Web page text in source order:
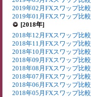
2019年02月FXスワップ比較
2019年01月FXスワップ比較
[2018年]
2018年12月FXスワップ比較
2018年11月FXスワップ比較
2018年10月FXスワップ比較
2018年09月FXスワップ比較
2018年08月FXスワップ比較
2018年07月FXスワップ比較
2018年06月FXスワップ比較
2018年05月FXスワップ比較